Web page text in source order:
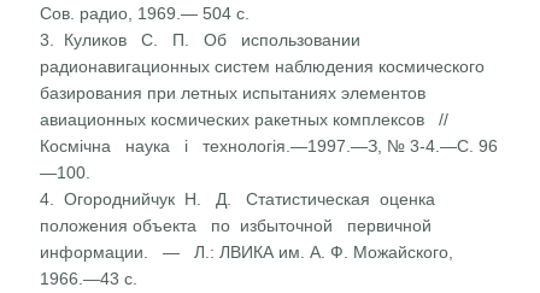
Сов. радио, 1969.— 504 с.
3. Куликов С. П. Об использовании
радионавигационных систем наблюдения космического
базирования при летных испытаниях элементов
авиационных космических ракетных комплексов //
Космічна наука і технологія.—1997.—З, № 3-4.—С. 96
—100.
4. Огороднийчук Н. Д. Статистическая оценка
положения объекта по избыточной первичной
информации. — Л.: ЛВИКА им. А. Ф. Можайского,
1966.—43 с.